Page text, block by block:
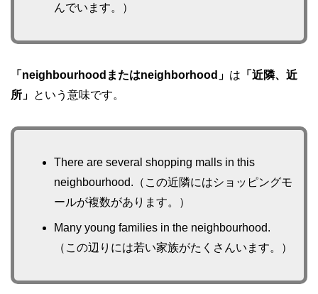
んでいます。）
「neighbourhoodまたはneighborhood」 は 「近隣、近
所」 という意味です。
There are several shopping malls in this
neighbourhood.（この近隣にはショッピングモ
ールが複数があります。）
Many young families in the neighbourhood.
（この辺りには若い家族がたくさんいます。）